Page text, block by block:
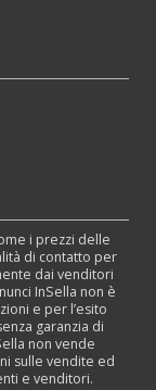
i prezzi delle
di contatto per
dai venditori
InSella non è
e per l’esito
garanzia di
non vende
sulle vendite ed
e venditori.